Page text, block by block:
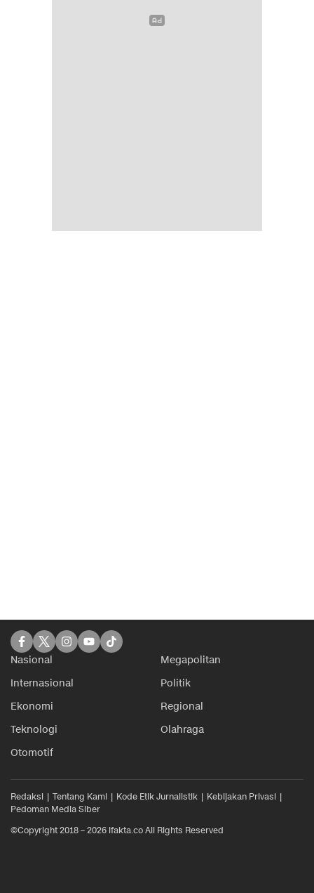
Nasional
Megapolitan
Internasional
Politik
Ekonomi
Regional
Teknologi
Olahraga
Otomotif
Redaksi Tentang Kami Kode Etik Jurnalistik
Kebijakan Privasi
Pedoman Media Siber
©Copyright 2018 – 2026 ifakta.co All Rights Reserved